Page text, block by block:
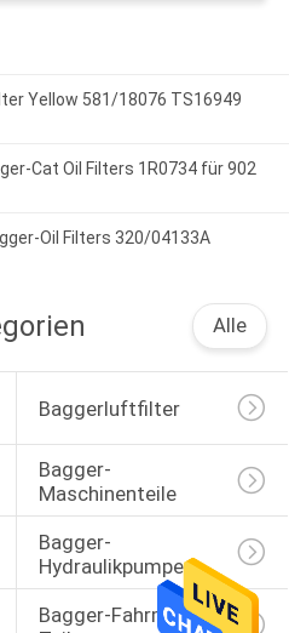
Yellow 581/18076 TS16949
Cat Oil Filters 1R0734 für 902
Oil Filters 320/04133A
Alle
Baggerluftfilter
Bagger-
Maschinenteile
Bagger-
Hydraulikpumpe
Bagger-Fahrmotor-